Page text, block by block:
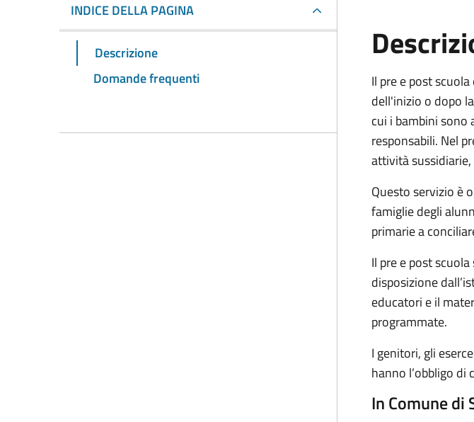
INDICE DELLA PAGINA
Descrizione
Domande frequenti
Il pre e post
dell'inizio o dopo
cui i bambini sono
responsabili. Nel
attività
Questo servizio è
famiglie degli
primarie a
Il pre e post
disposizione
educatori e il
programmate.
I genitori, gli
hanno l’obbligo di
In Comune di